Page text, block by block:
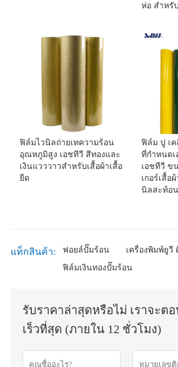
ห่อ สำหรั
ฟิล์มไวนิลถ่ายเทความร้อน
อุณหภูมิสูง เอชทีวี สีทองและ
เงินแวววาวสำหรับเสื้อผ้าเสื้อ
ยืด
ฟิล์ม ปู เค
ที่กำหนดเ
เอชทีวี ข
เกอร์เสื้อ
นิลสะท้อ
แท็กสินค้า: ฟอยล์ปั๊มร้อน
เครื่องพิมพ์ยูวี
ฟิล์มเงินทองปั๊มร้อน
รับราคาล่าสุดหรือไม่ เราจะต
เร็วที่สุด (ภายใน 12 ชั่วโมง)